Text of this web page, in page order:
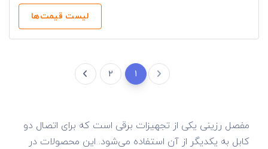
لیست قیمت‌ها
1
2
مفصل رزینی یکی از تجهیزات برقی است که برای اتصال دو
کابل به یکدیگر از آن استفاده می‌شود. این محصولات در